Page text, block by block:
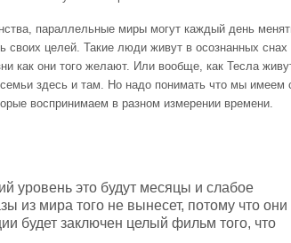
параллельные миры могут каждый день
своих целей. Такие люди живут в осознанных снах
как они того желают. Или вообще, как Тесла
здесь и там. Но надо понимать что мы имеем
воспринимаем в разном измерении времени.
уровень это будут месяцы и слабое
из мира того не вынесет, потому что они
будет заключен целый фильм того, что